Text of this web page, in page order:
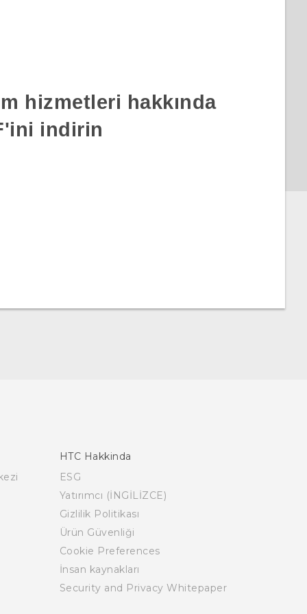
hizmetleri hakkında
indirin
HTC Hakkinda
ESG
Yatırımcı (İNGİLİZCE)
Gizlilik Politikası
Ürün Güvenliği
Cookie Preferences
İnsan kaynakları
Security and Privacy Whitepaper